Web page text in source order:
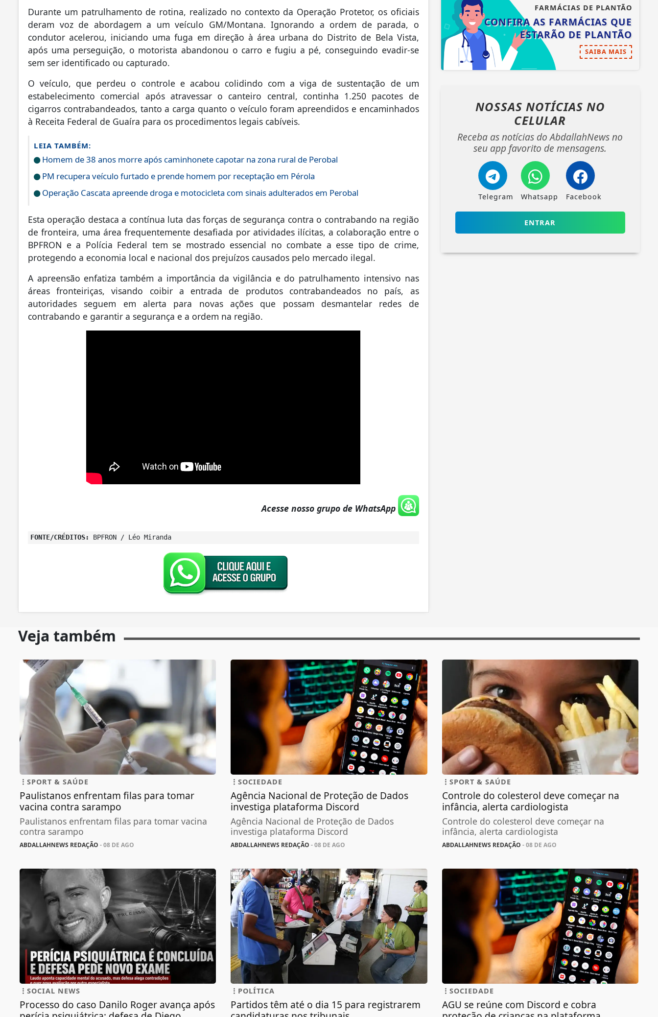
Durante um patrulhamento de rotina, realizado no contexto da Operação Protetor, os oficiais
deram voz de abordagem a um veículo GM/Montana. Ignorando a ordem de parada, o
condutor acelerou, iniciando uma fuga em direção à área urbana do Distrito de Bela Vista,
após uma perseguição, o motorista abandonou o carro e fugiu a pé, conseguindo evadir-se
sem ser identificado ou capturado.
O veículo, que perdeu o controle e acabou colidindo com a viga de sustentação de um
estabelecimento comercial após atravessar o canteiro central, continha 1.250 pacotes de
cigarros contrabandeados, tanto a carga quanto o veículo foram apreendidos e encaminhados
à Receita Federal de Guaíra para os procedimentos legais cabíveis.
LEIA TAMBÉM:
Homem de 38 anos morre após caminhonete capotar na zona rural de Perobal
PM recupera veículo furtado e prende homem por receptação em Pérola
Operação Cascata apreende droga e motocicleta com sinais adulterados em Perobal
Esta operação destaca a contínua luta das forças de segurança contra o contrabando na região
de fronteira, uma área frequentemente desafiada por atividades ilícitas, a colaboração entre o
BPFRON e a Polícia Federal tem se mostrado essencial no combate a esse tipo de crime,
protegendo a economia local e nacional dos prejuízos causados pelo mercado ilegal.
A apreensão enfatiza também a importância da vigilância e do patrulhamento intensivo nas
áreas fronteiriças, visando coibir a entrada de produtos contrabandeados no país, as
autoridades seguem em alerta para novas ações que possam desmantelar redes de
contrabando e garantir a segurança e a ordem na região.
Acesse nosso grupo de WhatsApp
FONTE/CRÉDITOS: BPFRON / Léo Miranda
FARMÁCIAS DE PLANTÃO
CONFIRA AS FARMÁCIAS QUE
ESTARÃO DE PLANTÃO
SAIBA MAIS
NOSSAS NOTÍCIAS NO
CELULAR
Receba as notícias do AbdallahNews no
seu app favorito de mensagens.
Telegram Whatsapp Facebook
ENTRAR
Veja também
SPORT & SAÚDE
Paulistanos enfrentam filas para tomar
vacina contra sarampo
Paulistanos enfrentam filas para tomar vacina
contra sarampo
ABDALLAHNEWS REDAÇÃO - 08 DE AGO
SOCIEDADE
Agência Nacional de Proteção de Dados
investiga plataforma Discord
Agência Nacional de Proteção de Dados
investiga plataforma Discord
ABDALLAHNEWS REDAÇÃO - 08 DE AGO
SPORT & SAÚDE
Controle do colesterol deve começar na
infância, alerta cardiologista
Controle do colesterol deve começar na
infância, alerta cardiologista
ABDALLAHNEWS REDAÇÃO - 08 DE AGO
SOCIAL NEWS
Processo do caso Danilo Roger avança após
POLÍTICA
Partidos têm até o dia 15 para registrarem
SOCIEDADE
AGU se reúne com Discord e cobra